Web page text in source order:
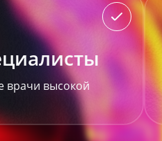
врачи высокой